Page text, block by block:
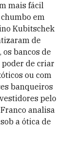
mais fácil
em
Kubitschek
de
bancos de
de criar
ou com
banqueiros
pelo
analisa
a ótica de